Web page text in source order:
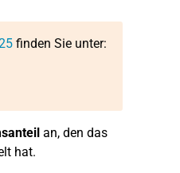
finden Sie unter:
an, den das
hat.